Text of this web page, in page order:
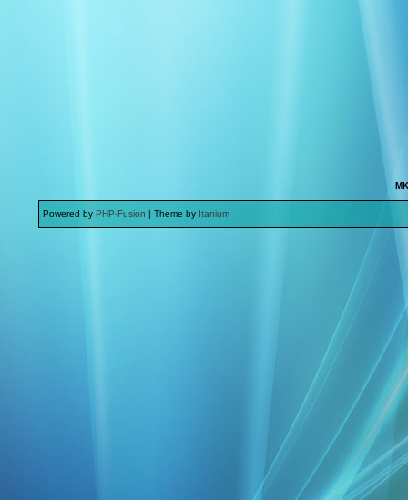
Powered by PHP-Fusion | Theme by Itanium